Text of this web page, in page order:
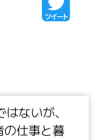
ないが、
の仕事と暮